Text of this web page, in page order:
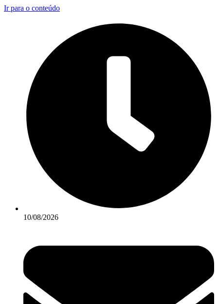
Ir para o conteúdo
10/08/2026